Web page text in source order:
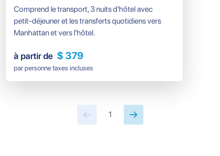
Comprend le transport, 3 nuits d'hôtel avec
petit-déjeuner et les transferts quotidiens vers
Manhattan et vers l'hôtel.
à partir de $ 379
par personne taxes incluses
1